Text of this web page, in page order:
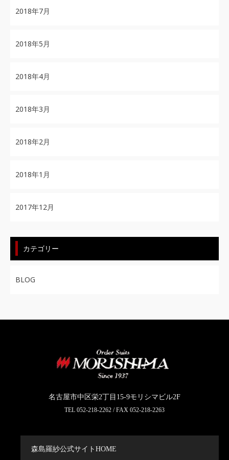
2018年7月
2018年5月
2018年4月
2018年3月
2018年2月
2018年1月
2017年12月
カテゴリー
BLOG
名古屋市中区栄2丁目15-9モリシマビル2F
TEL 052-218-2262 / FAX 052-218-2263
森島羅紗公式サイトHOME